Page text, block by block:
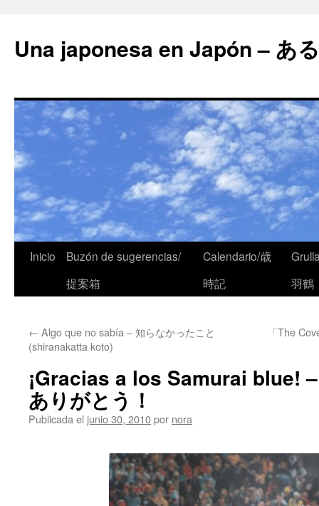
Una japonesa en Japón – あ
Inicio
Buzón de sugerencias/
提案箱
Calendario/歳
時記
羽鶴
← Algo que no sabía – 知らなかったこと
(shiranakatta koto)
「The
¡Gracias a los Samurai blue!
ありがとう！
Publicada el junio 30, 2010por nora